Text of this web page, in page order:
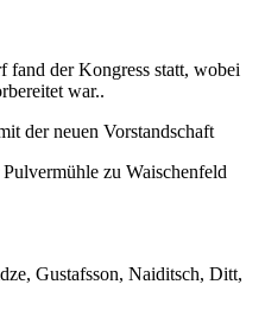
fand der Kongress statt, wobei
war..
der neuen Vorstandschaft
zu Waischenfeld
Gustafsson, Naiditsch, Ditt,